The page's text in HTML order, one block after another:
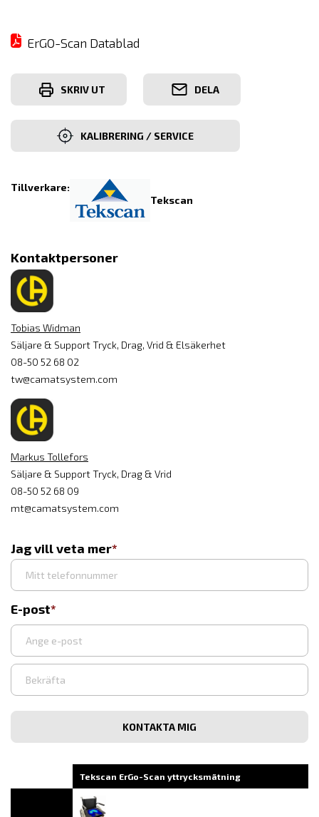
ErGO-Scan Datablad
SKRIV UT DELA
KALIBRERING / SERVICE
Tillverkare:
Tekscan
Kontaktpersoner
Tobias Widman
Säljare & Support Tryck, Drag, Vrid & Elsäkerhet
08-50 52 68 02
tw@camatsystem.com
Markus Tollefors
Säljare & Support Tryck, Drag & Vrid
08-50 52 68 09
mt@camatsystem.com
Jag vill veta mer
E-post
Ange
e-
Bekräfta
post
Tekscan ErGo-Scan yttrycksmätning